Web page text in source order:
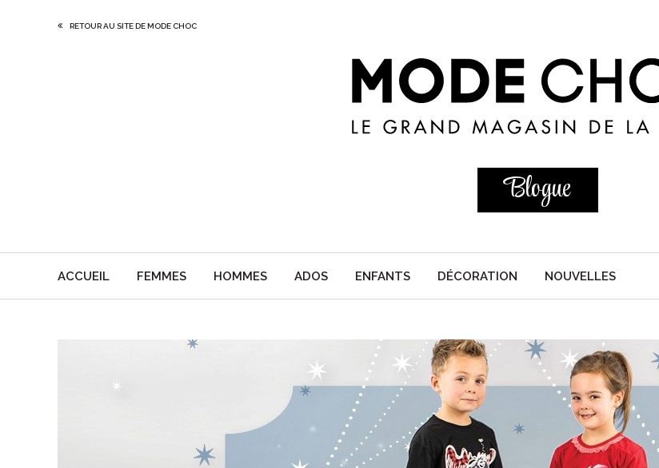
RETOUR AU SITE DE MODE CHOC
Blogue
ACCUEIL FEMMES HOMMES ADOS ENFANTS DÉCORATION NOUVELLES